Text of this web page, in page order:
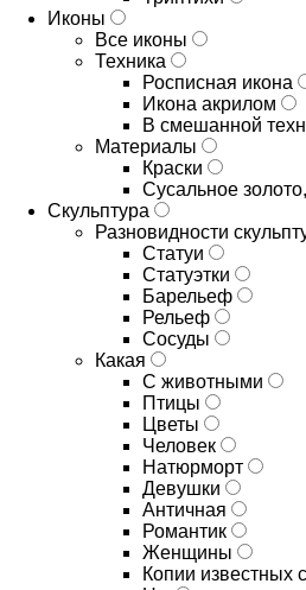
Иконы
Все иконы
Техника
Росписная икона
Икона акрилом
В смешанной
Материалы
Краски
Сусальное
Скульптура
Разновидности
Статуи
Статуэтки
Барельеф
Рельеф
Сосуды
Какая
С животными
Птицы
Цветы
Человек
Натюрморт
Девушки
Античная
Романтик
Женщины
Копии известных